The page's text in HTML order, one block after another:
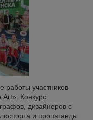
работы участников
Art». Конкурс
дизайнеров с
и пропаганды